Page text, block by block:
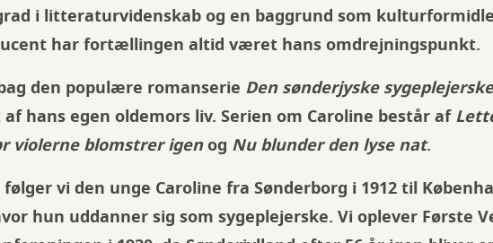
i litteraturvidenskab og en baggrund som
har fortællingen altid været hans omdrejningspunkt.
den populære romanserie Den sønderjyske sygeplejerske
hans egen oldemors liv. Serien om Caroline består af
violerne blomstrer igenog Nu blunder den lyse nat.
vi den unge Caroline fra Sønderborg i 1912 til
hun uddanner sig som sygeplejerske. Vi oplever Første